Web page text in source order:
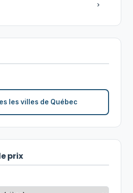
les villes de Québec
prix